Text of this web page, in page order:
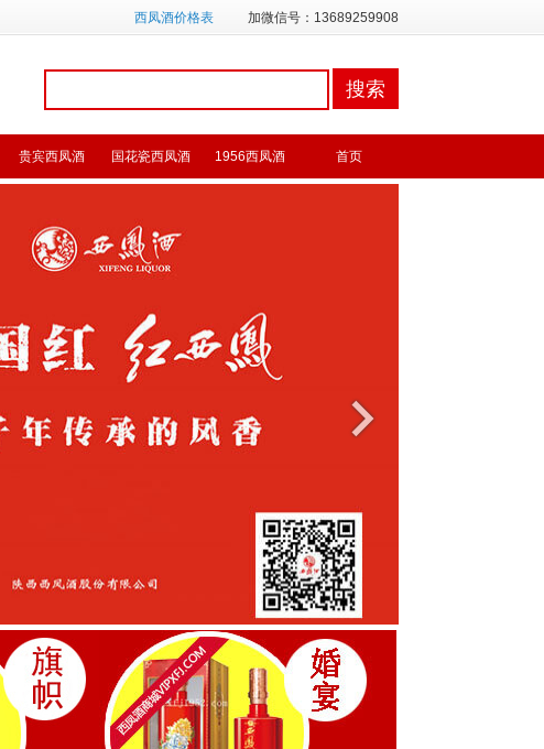
西凤酒价格表 加微信号：13689259908
首页
1956西凤酒
国花瓷西凤酒
贵宾西凤酒